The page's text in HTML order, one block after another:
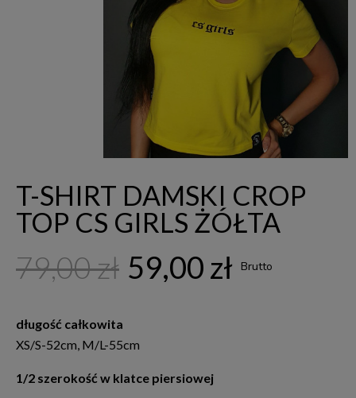
T-SHIRT DAMSKI CROP
TOP CS GIRLS ŻÓŁTA
79,00 zł 59,00 zł Brutto
długość całkowita
XS/S-52cm, M/L-55cm
1/2 szerokość w klatce piersiowej